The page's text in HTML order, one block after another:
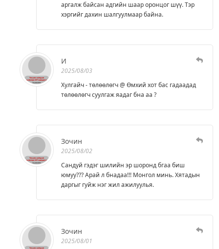
аргалж байсан адгийн шаар оронцог шүү. Тэр
хэргийг дахин шалгуулмаар байна.
И
2025/08/03
Хулгайч - төлөөлөгч @ Өмхий хот бас гадаадад
төлөөлөгч суулгаж яадаг бна аа ?
Зочин
2025/08/02
Сандуй гэдэг шилийн эр шоронд бгаа биш
юмуу??? Арай л бнадаа!!! Монгол минь. Хятадын
даргыг гуйж нэг жил ажилуулья.
Зочин
2025/08/01